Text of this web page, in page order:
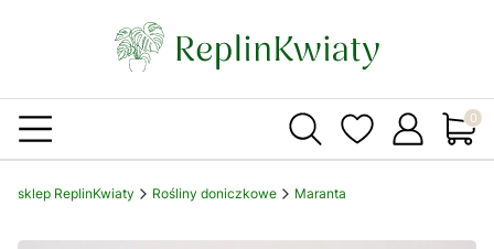
sklep ReplinKwiaty Rośliny doniczkowe Maranta